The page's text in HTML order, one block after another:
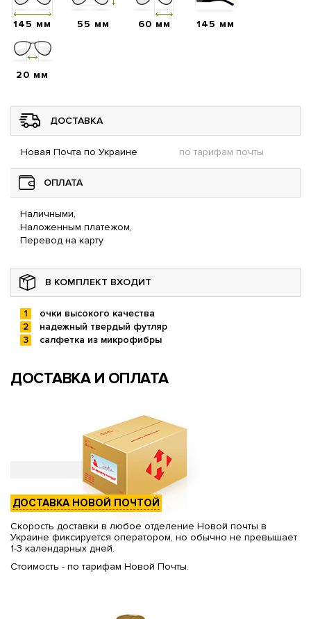
145 мм 55 мм 60 мм 145 мм
20 мм
ДОСТАВКА
Новая Почта по Украине по тарифам почты
ОПЛАТА
Наличными,
Наложенным платежом,
Перевод на карту
В КОМПЛЕКТ ВХОДИТ
очки высокого качества
надежный твердый футляр
салфетка из микрофибры
ДОСТАВКА И ОПЛАТА
ДОСТАВКА НОВОЙ ПОЧТОЙ
Скорость доставки в любое отделение Новой почты в
Украине фиксируется оператором, но обычно не превышает
1-3 календарных дней.
Стоимость - по тарифам Новой Почты.